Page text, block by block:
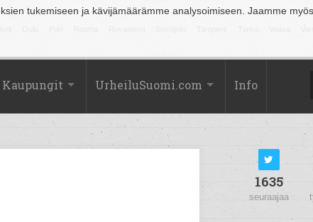
tukemiseen ja kävijämäärämme analysoimiseen. Jaamme
Kaupungit UrheiluSuomi.com Info
1635
seuraajaa